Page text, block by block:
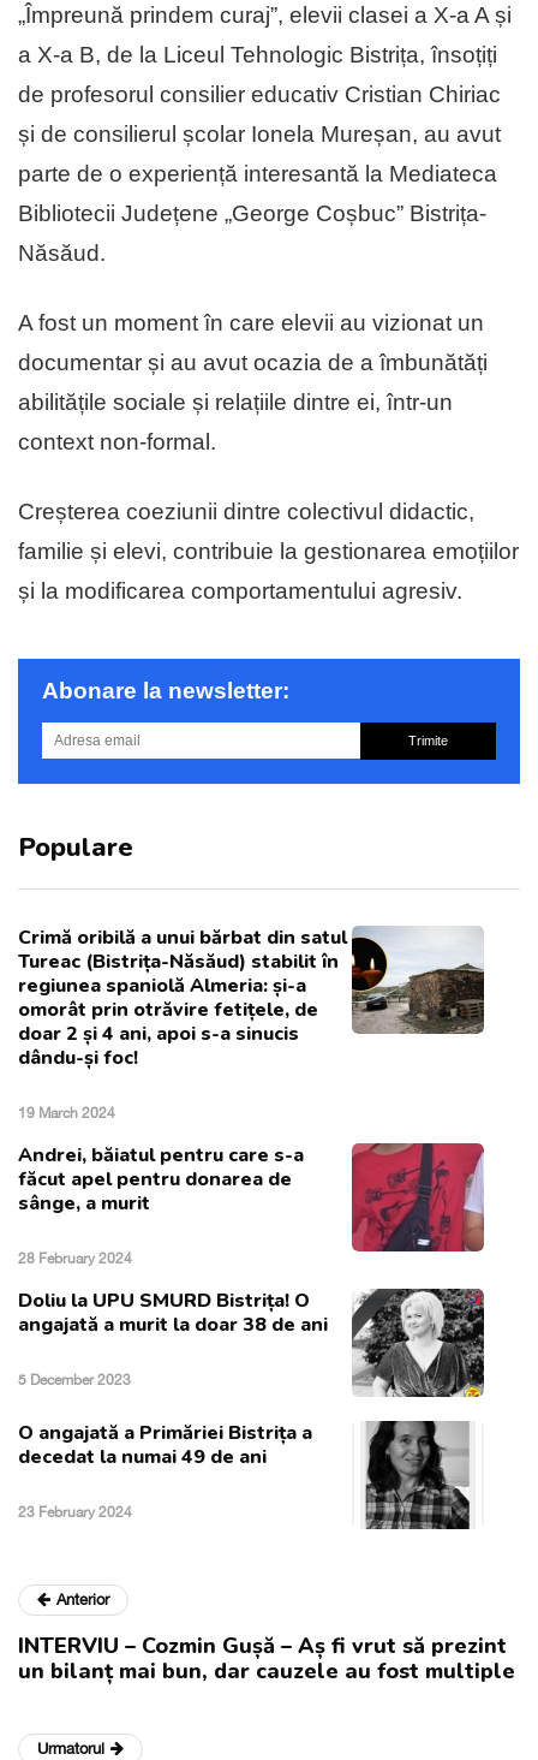
„Împreună prindem curaj”, elevii clasei a X-a A și
a X-a B, de la Liceul Tehnologic Bistrița, însoțiți
de profesorul consilier educativ Cristian Chiriac
și de consilierul școlar Ionela Mureșan, au avut
parte de o experiență interesantă la Mediateca
Bibliotecii Județene „George Coșbuc” Bistrița-
Năsăud.
A fost un moment în care elevii au vizionat un
documentar și au avut ocazia de a îmbunătăți
abilitățile sociale și relațiile dintre ei, într-un
context non-formal.
Creșterea coeziunii dintre colectivul didactic,
familie și elevi, contribuie la gestionarea emoțiilor
și la modificarea comportamentului agresiv.
Abonare la newsletter:
Trimite
Populare
Crimă oribilă a unui bărbat din satul
Tureac (Bistrița-Năsăud) stabilit în
regiunea spaniolă Almeria: și-a
omorât prin otrăvire fetițele, de
doar 2 și 4 ani, apoi s-a sinucis
dându-și foc!
19 March 2024
Andrei, băiatul pentru care s-a
făcut apel pentru donarea de
sânge, a murit
28 February 2024
Doliu la UPU SMURD Bistrița! O
angajată a murit la doar 38 de ani
5 December 2023
O angajată a Primăriei Bistrița a
decedat la numai 49 de ani
23 February 2024
Anterior
INTERVIU – Cozmin Gușă – Aș fi vrut să prezint
un bilanț mai bun, dar cauzele au fost multiple
Urmatorul